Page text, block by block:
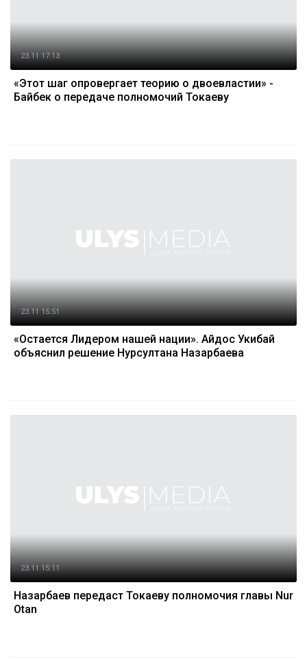
23.11 17:13
«Этот шаг опровергает теорию о двоевластии» -
Байбек о передаче полномочий Токаеву
23.11 15:51
«Остается Лидером нашей нации». Айдос Укибай
объяснил решение Нурсултана Назарбаева
23.11 15:11
Назарбаев передаст Токаеву полномочия главы Nur
Otan